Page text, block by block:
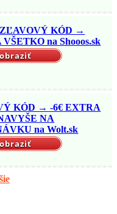
KÓD →
VŠETKO na Shooos.sk
KÓD → -6€ EXTRA
NA
na Wolt.sk